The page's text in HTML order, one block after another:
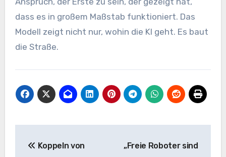
dass es in großem Maßstab funktioniert. Das
Modell zeigt nicht nur, wohin die KI geht. Es baut
die Straße.
Koppeln von
„Freie Roboter sind